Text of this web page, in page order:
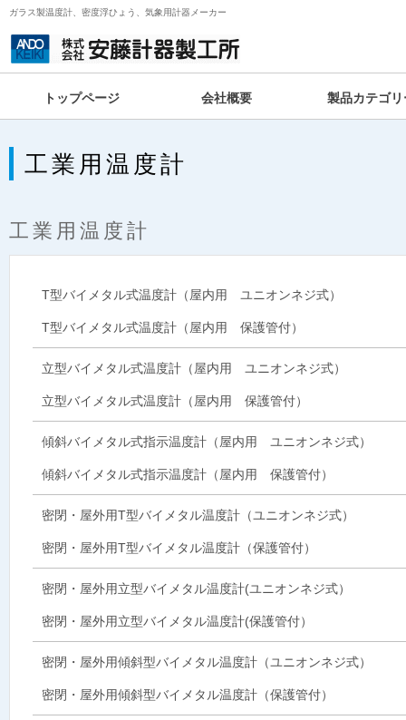
ガラス製温度計、密度浮ひょう、気象用計器メーカー
トップページ 会社概要 製品カテゴリ
工業用温度計
工業用温度計
T型バイメタル式温度計（屋内用 ユニオンネジ式）
T型バイメタル式温度計（屋内用 保護管付）
立型バイメタル式温度計（屋内用 ユニオンネジ式）
立型バイメタル式温度計（屋内用 保護管付）
傾斜バイメタル式指示温度計（屋内用 ユニオンネジ式）
傾斜バイメタル式指示温度計（屋内用 保護管付）
密閉・屋外用T型バイメタル温度計（ユニオンネジ式）
密閉・屋外用T型バイメタル温度計（保護管付）
密閉・屋外用立型バイメタル温度計(ユニオンネジ式）
密閉・屋外用立型バイメタル温度計(保護管付）
密閉・屋外用傾斜型バイメタル温度計（ユニオンネジ式）
密閉・屋外用傾斜型バイメタル温度計（保護管付）